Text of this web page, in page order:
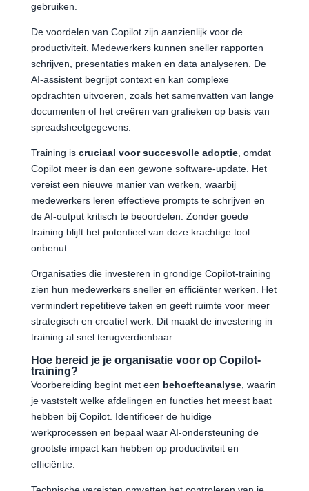
gebruiken.
De voordelen van Copilot zijn aanzienlijk voor de
productiviteit. Medewerkers kunnen sneller rapporten
schrijven, presentaties maken en data analyseren. De
AI-assistent begrijpt context en kan complexe
opdrachten uitvoeren, zoals het samenvatten van lange
documenten of het creëren van grafieken op basis van
spreadsheetgegevens.
Training is cruciaal voor succesvolle adoptie, omdat
Copilot meer is dan een gewone software-update. Het
vereist een nieuwe manier van werken, waarbij
medewerkers leren effectieve prompts te schrijven en
de AI-output kritisch te beoordelen. Zonder goede
training blijft het potentieel van deze krachtige tool
onbenut.
Organisaties die investeren in grondige Copilot-training
zien hun medewerkers sneller en efficiënter werken. Het
vermindert repetitieve taken en geeft ruimte voor meer
strategisch en creatief werk. Dit maakt de investering in
training al snel terugverdienbaar.
Hoe bereid je je organisatie voor op Copilot-
training?
Voorbereiding begint met een behoefteanalyse, waarin
je vaststelt welke afdelingen en functies het meest baat
hebben bij Copilot. Identificeer de huidige
werkprocessen en bepaal waar AI-ondersteuning de
grootste impact kan hebben op productiviteit en
efficiëntie.